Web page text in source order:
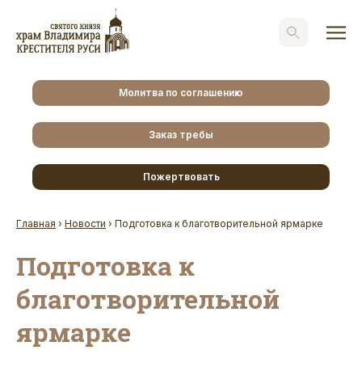
Молитва по соглашению
Заказ требы
Пожертвовать
Главная › Новости › Подготовка к благотворительной ярмарке
Подготовка к
благотворительной
ярмарке